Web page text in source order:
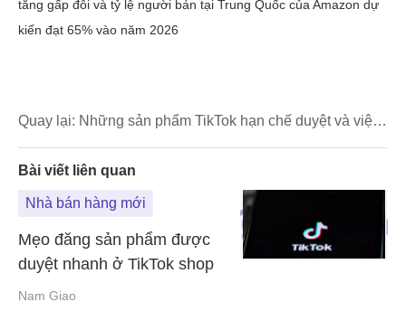
Quay lại: Những sản phẩm TikTok hạn chế duyệt và việc
Bài viết liên quan
Nhà bán hàng mới
Mẹo đăng sản phẩm được
duyệt nhanh ở TikTok shop
Nam Giao